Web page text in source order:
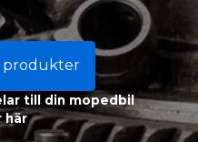
produkter
till din mopedbil
här